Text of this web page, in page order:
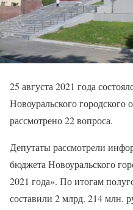
25 августа 2021 года
Новоуральского городского
рассмотрено 22 вопроса.
Депутаты рассмотрели
бюджета Новоуральского
2021 года». По итогам
составили 2 млрд. 214 млн.